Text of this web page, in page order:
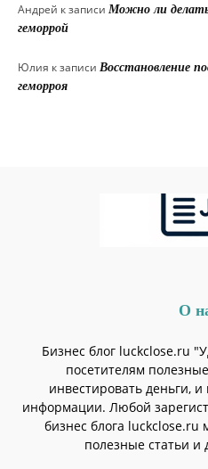
Андрей к записи Можно ли делать
геморрой
Юлия к записи Восстановление
геморроя
О
Бизнес блог luckclose.ru
посетителям
инвестировать деньги,
информации. Любой
бизнес блога luckclose.ru
полезные статьи и